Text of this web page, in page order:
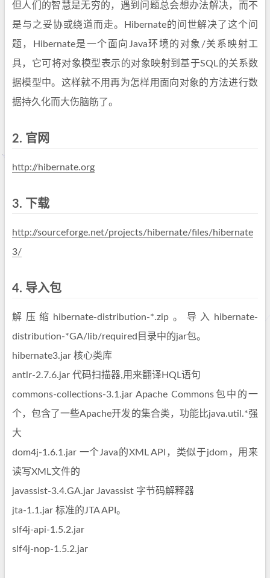
但人们的智慧是无穷的，遇到问题总会想办法解决，而不
是与之妥协或绕道而走。Hibernate的问世解决了这个问
题，Hibernate是一个面向Java环境的对象/关系映射工
具，它可将对象模型表示的对象映射到基于SQL的关系数
据模型中。这样就不用再为怎样用面向对象的方法进行数
据持久化而大伤脑筋了。
2. 官网
http://hibernate.org
3. 下载
http://sourceforge.net/projects/hibernate/files/hibernate
3/
4. 导入包
解压缩hibernate-distribution-*.zip。导入hibernate-
distribution-*GA/lib/required目录中的jar包。
hibernate3.jar 核心类库
antlr-2.7.6.jar 代码扫描器,用来翻译HQL语句
commons-collections-3.1.jar Apache Commons包中的一
个，包含了一些Apache开发的集合类，功能比java.util.*强
大
dom4j-1.6.1.jar 一个Java的XML API，类似于jdom，用来
读写XML文件的
javassist-3.4.GA.jar Javassist 字节码解释器
jta-1.1.jar 标准的JTA API。
slf4j-api-1.5.2.jar
slf4j-nop-1.5.2.jar